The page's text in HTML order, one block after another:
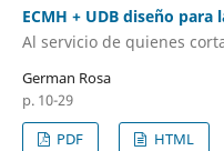
ECMH + UDB diseño para
Al servicio de quienes
German Rosa
p. 10-29
PDF
HTML